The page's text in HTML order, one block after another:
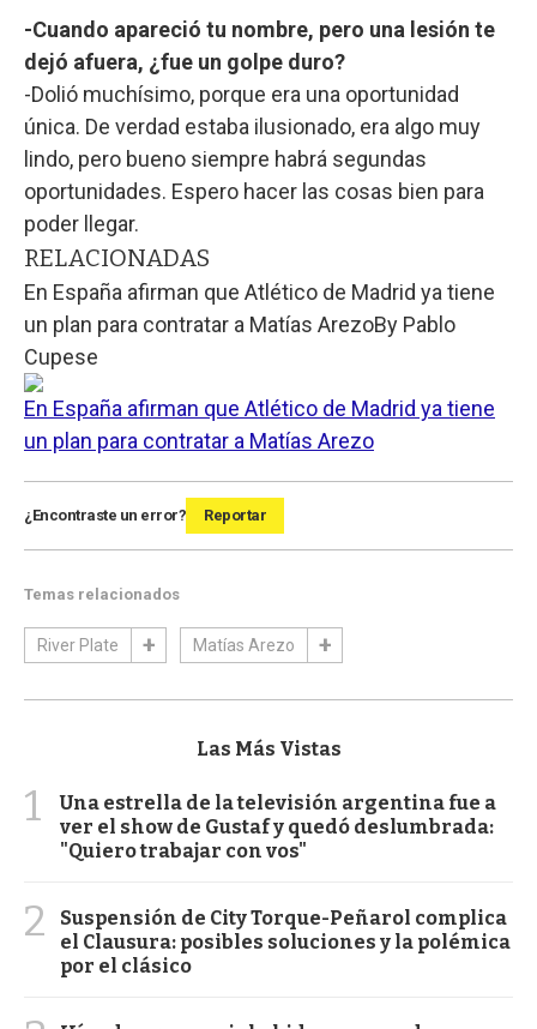
-Cuando apareció tu nombre, pero una lesión te
dejó afuera, ¿fue un golpe duro?
-Dolió muchísimo, porque era una oportunidad
única. De verdad estaba ilusionado, era algo muy
lindo, pero bueno siempre habrá segundas
oportunidades. Espero hacer las cosas bien para
poder llegar.
RELACIONADAS
En España afirman que Atlético de Madrid ya tiene
un plan para contratar a Matías ArezoBy Pablo
Cupese
En España afirman que Atlético de Madrid ya tiene
un plan para contratar a Matías Arezo
¿Encontraste un error? Reportar
Temas relacionados
River Plate Matías Arezo
Las Más Vistas
1
Una estrella de la televisión argentina fue a
ver el show de Gustaf y quedó deslumbrada:
"Quiero trabajar con vos"
2
Suspensión de City Torque-Peñarol complica
el Clausura: posibles soluciones y la polémica
por el clásico